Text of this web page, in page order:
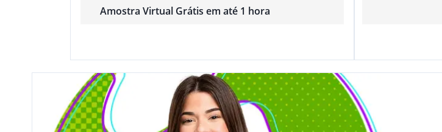
Amostra Virtual Grátis em até 1 hora